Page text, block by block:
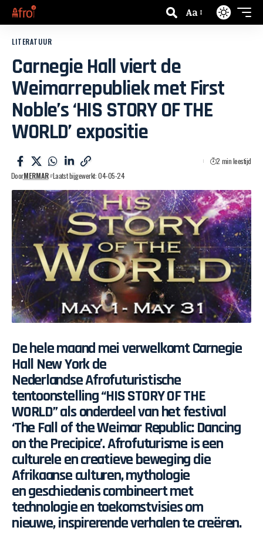
Aa
LITERATUUR
Carnegie Hall viert de
Weimarrepubliek met First
Noble’s ‘HIS STORY OF THE
WORLD’ expositie
DoorMERMAR Laatst bijgewerkt: 04-05-24
2 min leestijd
De hele maand mei verwelkomt Carnegie
Hall New York de
Nederlandse Afrofuturistische
tentoonstelling “HIS STORY OF THE
WORLD” als onderdeel van het festival
‘The Fall of the Weimar Republic: Dancing
on the Precipice’. Afrofuturisme is een
culturele en creatieve beweging die
Afrikaanse culturen, mythologie
en geschiedenis combineert met
technologie en toekomstvisies om
nieuwe, inspirerende verhalen te creëren.